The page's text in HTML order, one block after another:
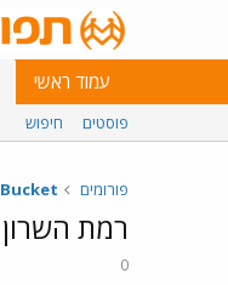
עמוד ראשי
פוסטים חיפוש
פורומים Bucket
רמת השרון
0